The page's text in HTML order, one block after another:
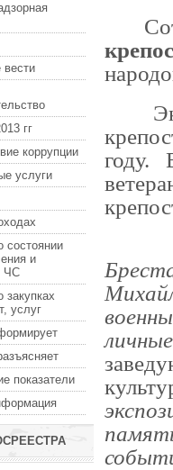
вести
гг
коррупции
услуги
состоянии
и
ЧС
услуг
показатели
году.